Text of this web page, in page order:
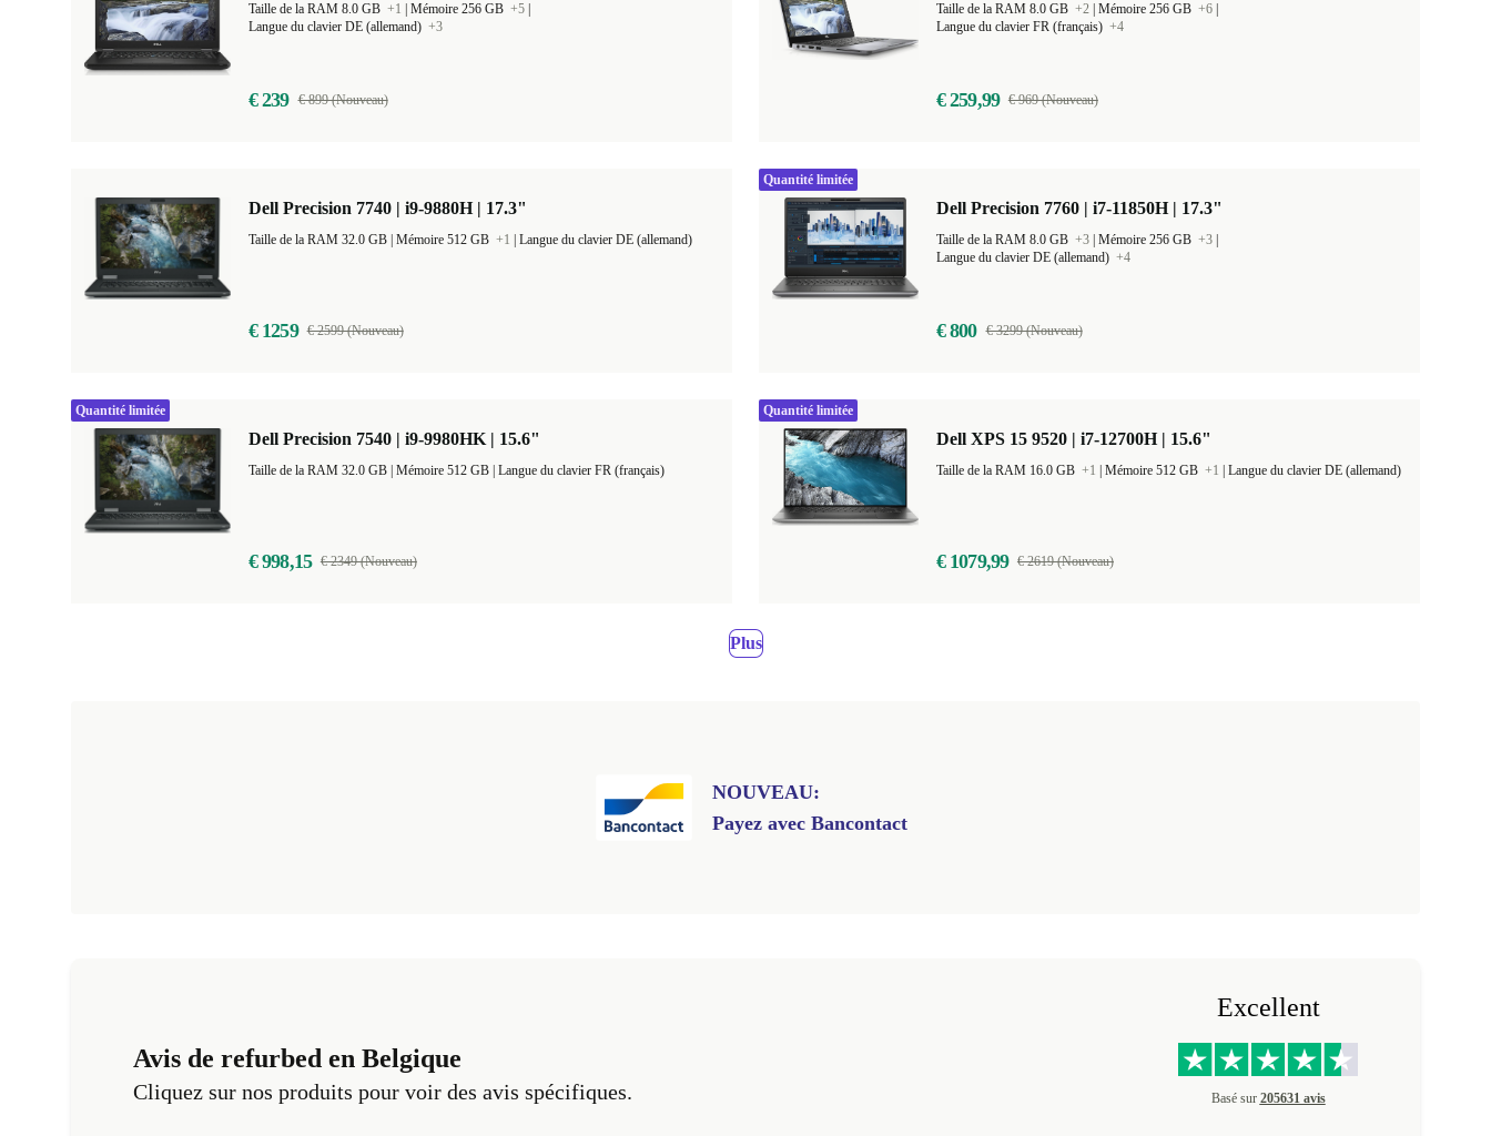
Taille de la RAM 8.0 GB +1 Mémoire 256 GB +5
Langue du clavier DE (allemand) +3
€ 239 € 899 (Nouveau)
Taille de la RAM 8.0 GB +2 Mémoire 256 GB +6
Langue du clavier FR (français) +4
€ 259,99 € 969 (Nouveau)
Dell Precision 7740 | i9-9880H | 17.3"
Mémoire 512 GB +1 Langue du clavier DE (allemand)
€ 1259 € 2599 (Nouveau)
Dell Precision 7760 | i7-11850H | 17.3"
Taille de la RAM 8.0 GB +3 Mémoire 256 GB +3
Langue du clavier DE (allemand) +4
€ 800 € 3299 (Nouveau)
Quantité limitée
Dell Precision 7540 | i9-9980HK | 15.6"
Langue du clavier FR (français)
€ 998,15 € 2349 (Nouveau)
Quantité limitée
Dell XPS 15 9520 | i7-12700H | 15.6"
Taille de la RAM 16.0 GB +1 Mémoire 512 GB +1 Langue du clavier DE (allemand)
€ 1079,99 € 2619 (Nouveau)
Quantité limitée
Plus
NOUVEAU:
Payez avec Bancontact
Avis de refurbed en Belgique
Cliquez sur nos produits pour voir des avis spécifiques.
Excellent
Basé sur 205631 avis